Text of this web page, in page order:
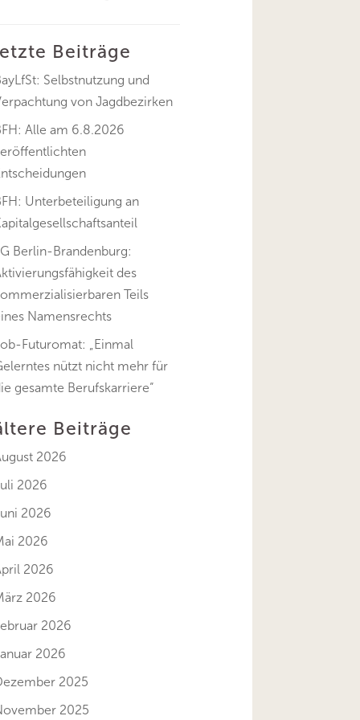
Beiträge
Selbstnutzung und
von Jagdbezirken
Alle am 6.8.2026
Unterbeteiligung an
Berlin-Brandenburg:
des
Teils
Namensrechts
Futuromat: „Einmal
nützt nicht mehr für
gesamte Berufskarriere“
Beiträge
2026
2026
2026
2026
2026
2026
2026
2026
2025
2025